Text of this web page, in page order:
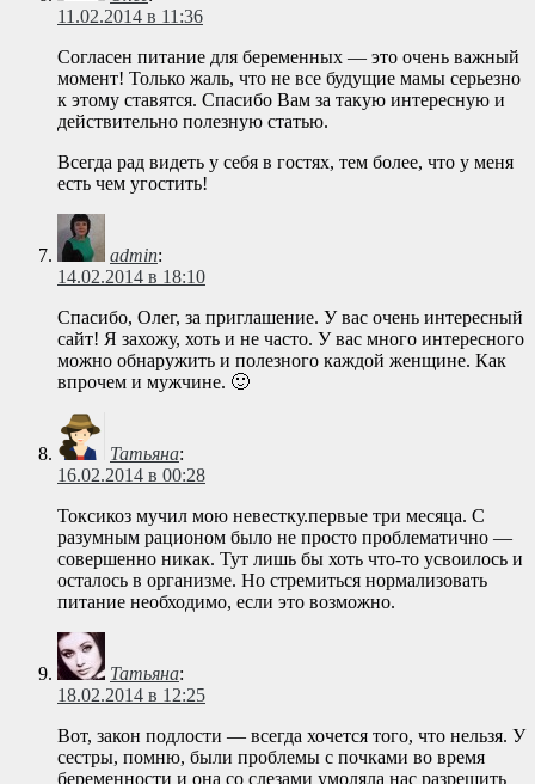
11.02.2014 в 11:36
Согласен питание для беременных — это очень важный
момент! Только жаль, что не все будущие мамы серьезно
к этому ставятся. Спасибо Вам за такую интересную и
действительно полезную статью.
Всегда рад видеть у себя в гостях, тем более, что у меня
есть чем угостить!
admin:
14.02.2014 в 18:10
Спасибо, Олег, за приглашение. У вас очень интересный
сайт! Я захожу, хоть и не часто. У вас много интересного
можно обнаружить и полезного каждой женщине. Как
впрочем и мужчине. 🙂
Татьяна:
16.02.2014 в 00:28
Токсикоз мучил мою невестку.первые три месяца. С
разумным рационом было не просто проблематично —
совершенно никак. Тут лишь бы хоть что-то усвоилось и
осталось в организме. Но стремиться нормализовать
питание необходимо, если это возможно.
Татьяна:
18.02.2014 в 12:25
Вот, закон подлости — всегда хочется того, что нельзя. У
сестры, помню, были проблемы с почками во время
беременности и она со слезами умоляла нас разрешить